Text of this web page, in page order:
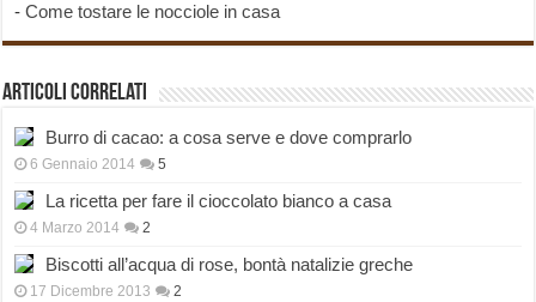
-Come tostare le nocciole in casa
Articoli correlati
Burro di cacao: a cosa serve e dove comprarlo
6 Gennaio 2014 5
La ricetta per fare il cioccolato bianco a casa
4 Marzo 2014 2
Biscotti all’acqua di rose, bontà natalizie greche
17 Dicembre 2013 2